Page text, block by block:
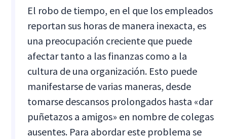
El robo de tiempo, en el que los empleados
reportan sus horas de manera inexacta, es
una preocupación creciente que puede
afectar tanto a las finanzas como a la
cultura de una organización. Esto puede
manifestarse de varias maneras, desde
tomarse descansos prolongados hasta «dar
puñetazos a amigos» en nombre de colegas
ausentes. Para abordar este problema se